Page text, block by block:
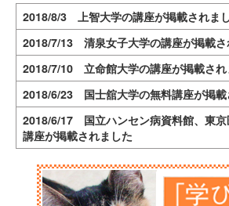
2018/8/3 上智大学の講座が掲載されま
2018/7/13 清泉女子大学の講座が掲載さ
2018/7/10 立命館大学の講座が掲載され
2018/6/23 国士舘大学の無料講座が掲載
2018/6/17 国立ハンセン病資料館、東京
講座が掲載されました